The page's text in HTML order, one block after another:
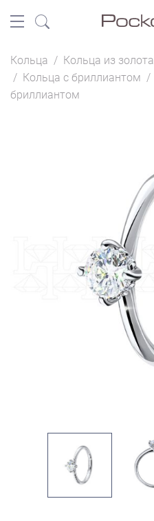
Кольца / Кольца из золота
/ Кольца с бриллиантом /
бриллиантом